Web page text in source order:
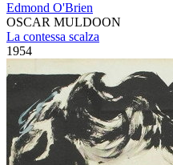
Edmond O'Brien
OSCAR MULDOON
La contessa scalza
1954